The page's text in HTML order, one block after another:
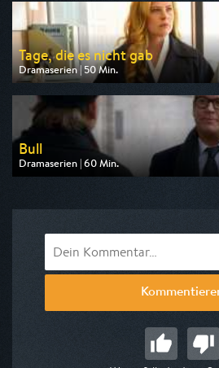
Tage, die es nicht gab
Dramaserien | 50 Min.
Ausgestrahlt von HR
am 06.08.2026, 22:30
Bull
Dramaserien | 60 Min.
Ausgestrahlt von Kabel 1